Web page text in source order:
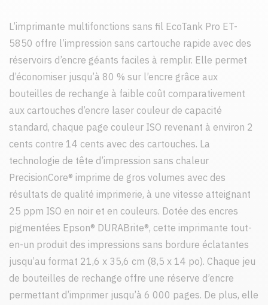
L’imprimante multifonctions sans fil EcoTank Pro ET-
5850 offre l’impression sans cartouche rapide avec des
réservoirs d’encre géants faciles à remplir. Elle permet
d’économiser jusqu’à 80 % sur l’encre grâce aux
bouteilles de rechange à faible coût comparativement
aux cartouches d’encre laser couleur de capacité
standard, chaque page couleur ISO revenant à environ 2
cents contre 14 cents avec des cartouches. La
technologie de tête d’impression sans chaleur
PrecisionCore® imprime de gros volumes avec des
résultats de qualité imprimerie, à une vitesse atteignant
25 ppm ISO en noir et en couleurs. Dotée des encres
pigmentées Epson® DURABrite®, cette imprimante tout-
en-un produit des impressions sans bordure éclatantes
jusqu’au format 21,6 x 35,6 cm (8,5 x 14 po). Chaque jeu
de bouteilles de rechange offre une réserve d’encre
permettant d’imprimer jusqu’à 6 000 pages. De plus, elle